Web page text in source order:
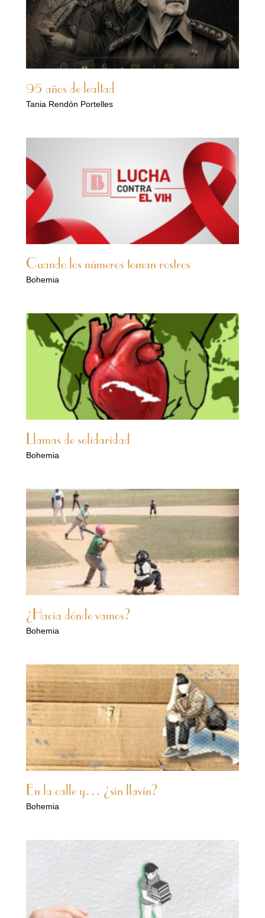
95 años de lealtad
Tania Rendón Portelles
Cuando los números toman rostros
Bohemia
Llamas de solidaridad
Bohemia
¿Hacia dónde vamos?
Bohemia
En la calle y… ¿sin llavín?
Bohemia